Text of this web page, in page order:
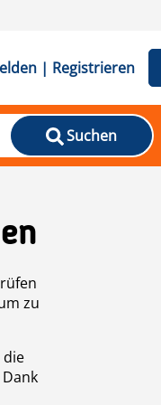
| Registrieren
Suchen
zu
die